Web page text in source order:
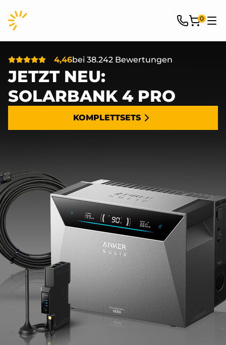
0
4,46bei 38.242 Bewertungen
JETZT NEU:
SOLARBANK 4 PRO
KOMPLETTSETS